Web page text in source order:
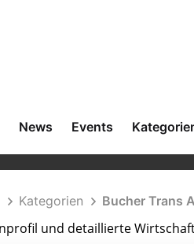
News Events
Kategorien Bucher Trans
und detaillierte